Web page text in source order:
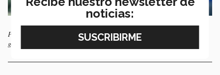
Paul Rusesabagina, el hombre que salvó a más de 1200 personas en el
genocidio de Rwanda, contó su historia a los líderes del mañana.
noticias: